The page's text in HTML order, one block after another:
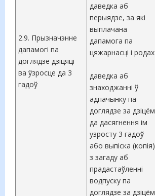
2.9. Прызначэнне
дапамогі па
доглядзе дзіцяці
ва ўзросце да 3
гадоў
даведка аб
перыядзе, за які
выплачана
дапамога па
цяжарнасці і родах
даведка аб
знаходжанні ў
адпачынку па
доглядзе за дзіцём
да дасягнення ім
узросту 3 гадоў
або выпіска (копія)
з загаду аб
прадастаўленні
водпуску па
доглядзе за дзіцём